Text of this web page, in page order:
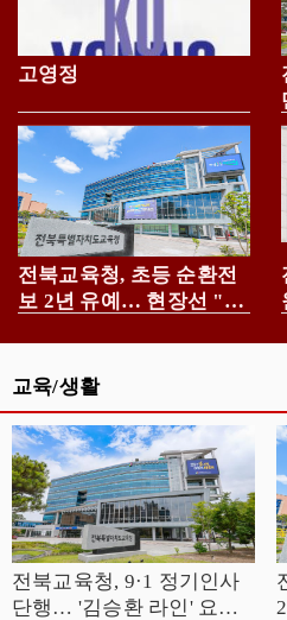
고영정
전북교육청, 초등 순환전
보 2년 유예… 현장선 "오
교육/생활
전북교육청, 9·1 정기인사
단행… '김승환 라인' 요직